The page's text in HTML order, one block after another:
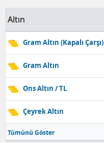
Altın
Gram Altın (Kapalı Çarşı)
Gram Altın
Ons Altın / TL
Çeyrek Altın
Tümünü Göster